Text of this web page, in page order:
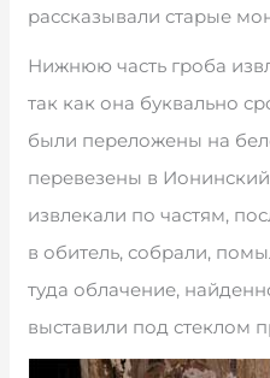
рассказывали старые
Нижнюю часть гроба
так как она буквально
были переложены на
перевезены в
извлекали по частям,
в обитель, собрали,
туда облачение,
выставили под стеклом